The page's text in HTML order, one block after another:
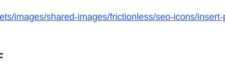
images/shared-images/frictionless/seo-icons/